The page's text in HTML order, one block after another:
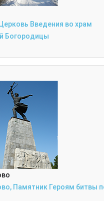
Введения во храм
Богородицы
Памятник Героям битвы